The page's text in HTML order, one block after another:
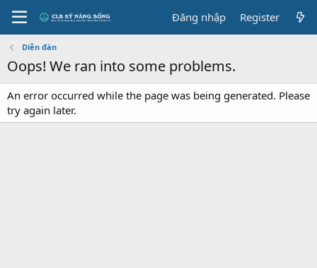
Đăng nhập Register
Diễn đàn
Oops! We ran into some problems.
An error occurred while the page was being generated. Please
try again later.